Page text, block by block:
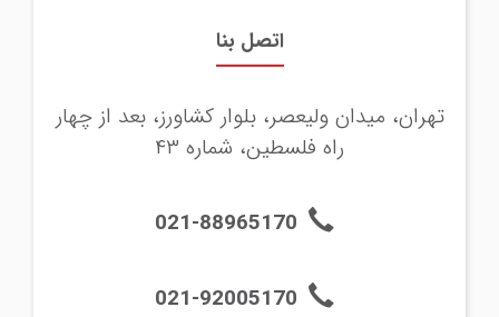
اتصل بنا
تهران، ميدان وليعصر، بلوار كشاورز، بعد از چهار
راه فلسطين، شماره ۴۳
021-88965170
021-92005170